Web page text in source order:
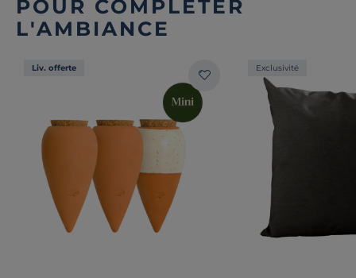
POUR COMPLÉTER
L'AMBIANCE
Liv. offerte Exclusivité